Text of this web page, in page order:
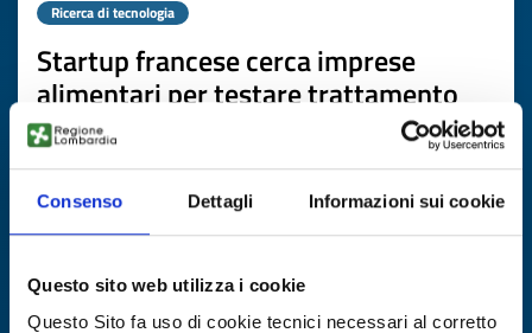
Consenso Dettagli Informazioni sui cookie
Questo sito web utilizza i cookie
Questo Sito fa uso di cookie tecnici necessari al corretto
Ricerca di tecnologia
Startup francese cerca imprese
alimentari per testare trattamento
acque reflue con microalghe
ID EEN: TRFR20260424019
SCOPRI DI PIÙ →
Scade il07 maggio 2027